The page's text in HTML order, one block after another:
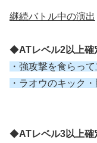
継続バトル中の演出
◆ATレベル2以上確
・強攻撃を食らっ
・ラオウのキック
◆ATレベル3以上確